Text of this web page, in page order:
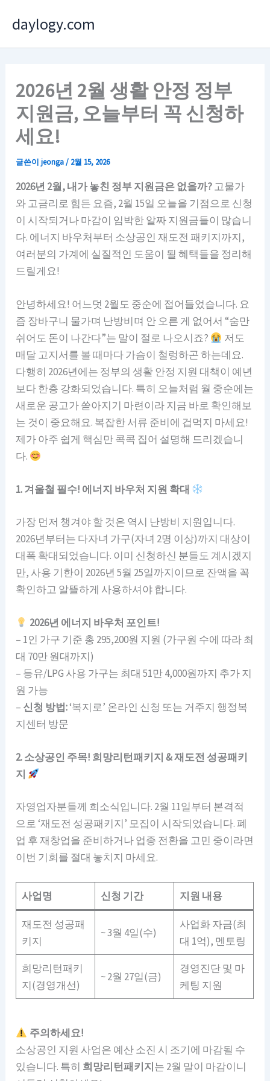
daylogy.com
2026년 2월 생활 안정 정부
지원금, 오늘부터 꼭 신청하
세요!
글쓴이jeonga/ 2월 15, 2026
2026년 2월, 내가 놓친 정부 지원금은 없을까?고물가
와 고금리로 힘든 요즘, 2월 15일 오늘을 기점으로 신청
이 시작되거나 마감이 임박한 알짜 지원금들이 많습니
다. 에너지 바우처부터 소상공인 재도전 패키지까지,
여러분의 가계에 실질적인 도움이 될 혜택들을 정리해
드릴게요!
안녕하세요! 어느덧 2월도 중순에 접어들었습니다. 요
즘 장바구니 물가며 난방비며 안 오른 게 없어서 “숨만
쉬어도 돈이 나간다”는 말이 절로 나오시죠?
저도
매달 고지서를 볼 때마다 가슴이 철렁하곤 하는데요.
다행히 2026년에는 정부의 생활 안정 지원 대책이 예년
보다 한층 강화되었습니다. 특히 오늘처럼 월 중순에는
새로운 공고가 쏟아지기 마련이라 지금 바로 확인해보
는 것이 중요해요. 복잡한 서류 준비에 겁먹지 마세요!
제가 아주 쉽게 핵심만 콕콕 집어 설명해 드리겠습니
다.
1. 겨울철 필수! 에너지 바우처 지원 확대
가장 먼저 챙겨야 할 것은 역시 난방비 지원입니다.
2026년부터는 다자녀 가구(자녀 2명 이상)까지 대상이
대폭 확대되었습니다. 이미 신청하신 분들도 계시겠지
만, 사용 기한이 2026년 5월 25일까지이므로 잔액을 꼭
확인하고 알뜰하게 사용하셔야 합니다.
2026년 에너지 바우처 포인트!
– 1인 가구 기준 총 295,200원 지원 (가구원 수에 따라 최
대 70만 원대까지)
– 등유/LPG 사용 가구는 최대 51만 4,000원까지 추가 지
원 가능
– 신청 방법:‘복지로’ 온라인 신청 또는 거주지 행정복
지센터 방문
2. 소상공인 주목! 희망리턴패키지 & 재도전 성공패키
지
자영업자분들께 희소식입니다. 2월 11일부터 본격적
으로 ‘재도전 성공패키지’ 모집이 시작되었습니다. 폐
업 후 재창업을 준비하거나 업종 전환을 고민 중이라면
이번 기회를 절대 놓치지 마세요.
사업명 신청 기간 지원 내용
재도전 성공패
키지
~ 3월 4일(수)
사업화 자금(최
대 1억), 멘토링
희망리턴패키
지(경영개선)
~ 2월 27일(금)
경영진단 및 마
케팅 지원
주의하세요!
소상공인 지원 사업은 예산 소진 시 조기에 마감될 수
있습니다. 특히 희망리턴패키지는 2월 말이 마감이니